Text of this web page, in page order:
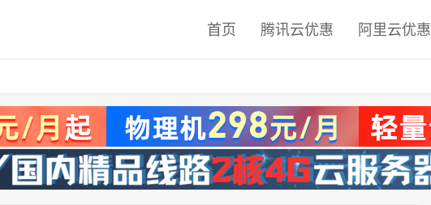
首页 腾讯云优惠 阿里云优惠